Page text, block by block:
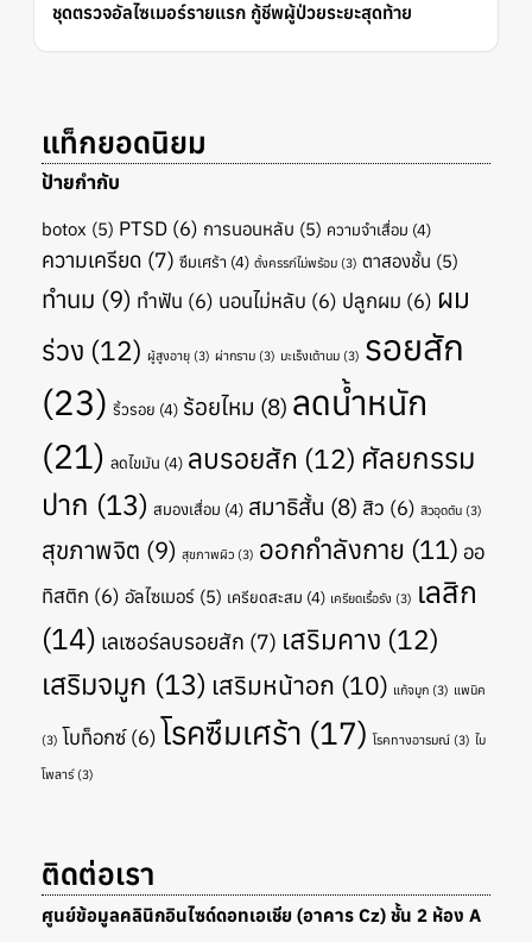
ชุดตรวจอัลไซเมอร์รายแรก กู้ชีพผู้ป่วยระยะสุดท้าย
แท็กยอดนิยม
ป้ายกำกับ
botox (5) PTSD (6) การนอนหลับ (5) ความจำเสื่อม (4)
ความเครียด (7) ซึมเศร้า (4) ตั้งครรภ์ไม่พร้อม (3) ตาสองชั้น (5)
ทำนม (9) ทำฟัน (6) นอนไม่หลับ (6) ปลูกผม (6) ผม
ร่วง (12) ผู้สูงอายุ (3) ผ่ากราม (3) มะเร็งเต้านม (3) รอยสัก
(23) ริ้วรอย (4) ร้อยไหม (8) ลดน้ำหนัก
(21) ลดไขมัน (4) ลบรอยสัก (12) ศัลยกรรม
ปาก (13) สมองเสื่อม (4) สมาธิสั้น (8) สิว (6) สิวอุดตัน (3)
สุขภาพจิต (9) สุขภาพผิว (3) ออกกำลังกาย (11) ออ
ทิสติก (6) อัลไซเมอร์ (5) เครียดสะสม (4) เครียดเรื้อรัง (3) เลสิก
(14) เลเซอร์ลบรอยสัก (7) เสริมคาง (12)
เสริมจมูก (13) เสริมหน้าอก (10) แก้จมูก (3) แพนิค
(3) โบท็อกซ์(6) โรคซึมเศร้า (17) โรคทางอารมณ์ (3) ไบ
โพลาร์(3)
ติดต่อเรา
ศูนย์ข้อมูลคลินิกอินไซด์ดอทเอเชีย (อาคาร Cz) ชั้น 2 ห้อง A